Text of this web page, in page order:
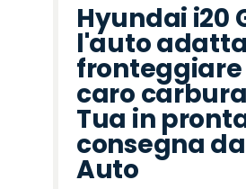
Hyundai i20
l'auto
fronteggiare
caro
Tua in
consegna
Auto